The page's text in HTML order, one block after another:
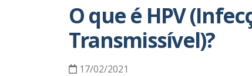
O que é HPV
Transmissível)?
17/02/2021